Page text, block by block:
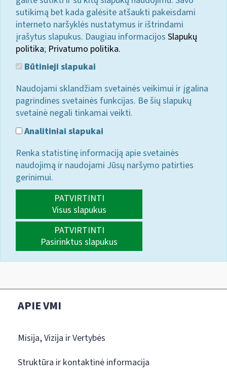
sutikimą bet kada galėsite atšaukti pakeisdami
interneto naršyklės nustatymus ir ištrindami
įrašytus slapukus. Daugiau informacijos Slapukų
politika; Privatumo politika.
Būtinieji slapukai
Naudojami sklandžiam svetainės veikimui ir įgalina
pagrindines svetainės funkcijas. Be šių slapukų
svetainė negali tinkamai veikti.
Analitiniai slapukai
Renka statistinę informaciją apie svetainės
naudojimą ir naudojami Jūsų naršymo patirties
gerinimui.
PATVIRTINTI
Visus slapukus
PATVIRTINTI
Pasirinktus slapukus
APIE VMI
Misija, Vizija ir Vertybės
Struktūra ir kontaktinė informacija